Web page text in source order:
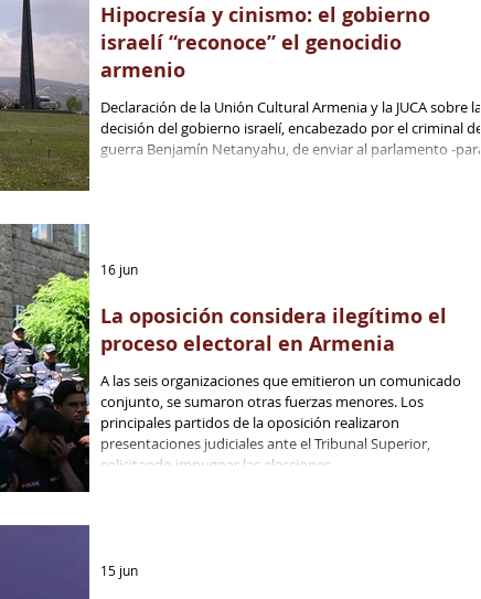
Hipocresía y cinismo: el gobierno
israelí “reconoce” el genocidio
armenio
Declaración de la Unión Cultural Armenia y la JUCA sobre la
decisión del gobierno israelí, encabezado por el criminal de
guerra Benjamín Netanyahu, de enviar al parlamento -para
La oposición considera ilegítimo el
proceso electoral en Armenia
A las seis organizaciones que emitieron un comunicado
conjunto, se sumaron otras fuerzas menores. Los
principales partidos de la oposición realizaron
presentaciones judiciales ante el Tribunal Superior,
solicitando impugnar las elecciones.
16 jun
15 jun